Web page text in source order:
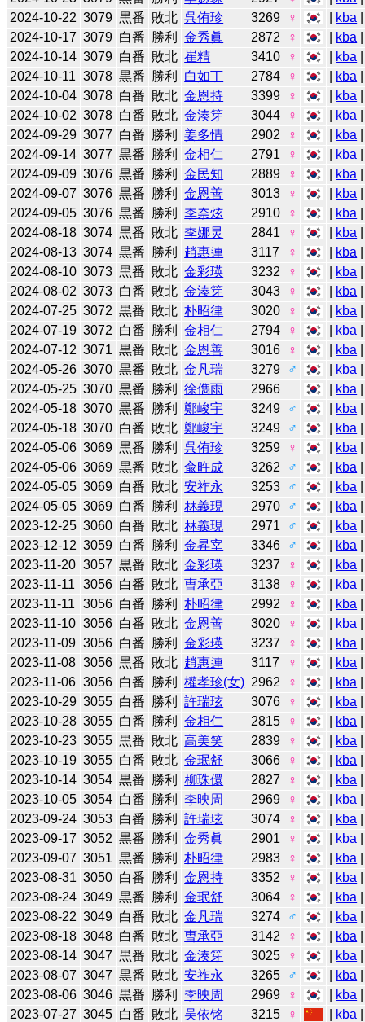
2024-10-22 3079 黒番 敗北 呉侑珍 3269 ♀ kba
2024-10-17 3079 白番 勝利 金秀眞 2872 ♀ kba
2024-10-14 3079 白番 敗北 崔精 3410 ♀ kba
2024-10-11 3078 黒番 勝利 白如丁 2784 ♀ kba
2024-10-04 3078 白番 敗北 金恩持 3399 ♀ kba
2024-10-02 3078 白番 敗北 金湊笌 3044 ♀ kba
2024-09-29 3077 白番 勝利 姜多情 2902 ♀ kba
2024-09-14 3077 黒番 勝利 金相仁 2791 ♀ kba
2024-09-09 3076 黒番 勝利 金民知 2889 ♀ kba
2024-09-07 3076 黒番 勝利 金恩善 3013 ♀ kba
2024-09-05 3076 黒番 勝利 李奈炫 2910 ♀ kba
2024-08-18 3074 黒番 敗北 李娜炅 2841 ♀ kba
2024-08-13 3074 黒番 勝利 趙惠連 3117 ♀ kba
2024-08-10 3073 黒番 敗北 金彩瑛 3232 ♀ kba
2024-08-02 3073 白番 敗北 金湊笌 3043 ♀ kba
2024-07-25 3072 黒番 敗北 朴昭律 3020 ♀ kba
2024-07-19 3072 白番 勝利 金相仁 2794 ♀ kba
2024-07-12 3071 黒番 敗北 金恩善 3016 ♀ kba
2024-05-26 3070 黒番 敗北 金凡瑞 3279 ♂ kba
2024-05-25 3070 黒番 勝利 徐儁雨 2966 kba
2024-05-18 3070 黒番 勝利 鄭峻宇 3249 ♂ kba
2024-05-18 3070 白番 敗北 鄭峻宇 3249 ♂ kba
2024-05-06 3069 黒番 勝利 呉侑珍 3259 ♀ kba
2024-05-06 3069 黒番 敗北 兪旿成 3262 ♂ kba
2024-05-05 3069 白番 敗北 安祚永 3253 ♂ kba
2024-05-05 3069 白番 勝利 林義現 2970 ♂ kba
2023-12-25 3060 白番 敗北 林義現 2971 ♂ kba
2023-12-12 3059 白番 勝利 金昇宰 3346 ♂ kba
2023-11-20 3057 黒番 敗北 金彩瑛 3237 ♀ kba
2023-11-11
3056 白番 敗北 曺承亞 3138 ♀ kba
2023-11-11
3056 白番 勝利 朴昭律 2992 ♀ kba
2023-11-10 3056 白番 敗北 金恩善 3020 ♀ kba
2023-11-09 3056 白番 勝利 金彩瑛 3237 ♀ kba
2023-11-08 3056 黒番 敗北 趙惠連 3117 ♀ kba
2023-11-06 3056 白番 勝利 權孝珍(女) 2962 ♀ kba
2023-10-29 3055 白番 勝利 許瑞玹 3076 ♀ kba
2023-10-28 3055 白番 勝利 金相仁 2815 ♀ kba
2023-10-23 3055 黒番 敗北 高美笑 2839 ♀ kba
2023-10-19 3055 白番 敗北 金珉舒 3066 ♀ kba
2023-10-14 3054 黒番 勝利 柳珠儇 2827 ♀ kba
2023-10-05 3054 白番 勝利 李映周 2969 ♀ kba
2023-09-24 3053 白番 勝利 許瑞玹 3074 ♀ kba
2023-09-17 3052 黒番 勝利 金秀眞 2901 ♀ kba
2023-09-07 3051 黒番 勝利 朴昭律 2983 ♀ kba
2023-08-31 3050 白番 勝利 金恩持 3352 ♀ kba
2023-08-24 3049 黒番 勝利 金珉舒 3064 ♀ kba
2023-08-22 3049 白番 敗北 金凡瑞 3274 ♂ kba
2023-08-18 3048 白番 敗北 曺承亞 3142 ♀ kba
2023-08-14 3047 黒番 敗北 金湊笌 3025 ♀ kba
2023-08-07 3047 黒番 敗北 安祚永 3265 ♂ kba
2023-08-06 3046 黒番 勝利 李映周 2969 ♀ kba
2023-07-27 3045 白番 敗北 吴依铭 3215 ♀ kba